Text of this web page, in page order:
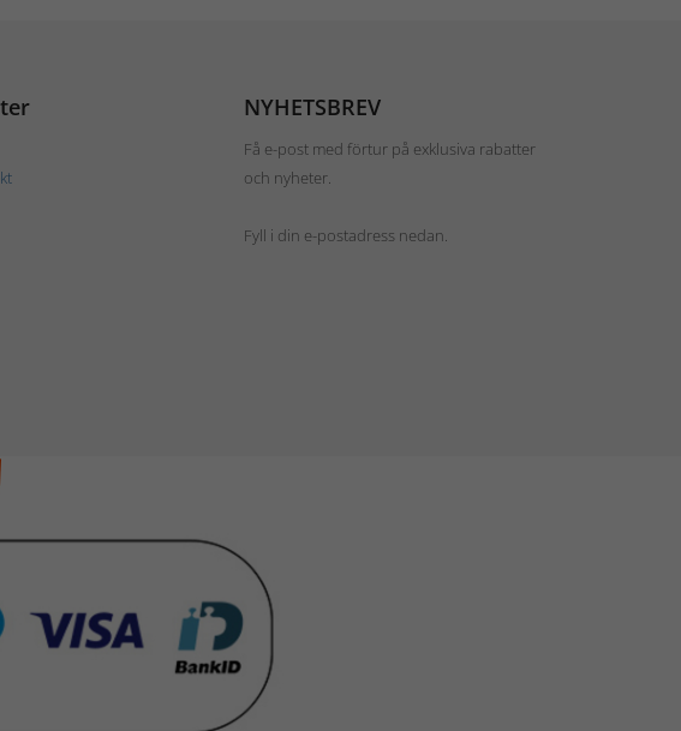
NYHETSBREV
Få e-post med förtur på exklusiva rabatter
och nyheter.
Fyll i din e-postadress nedan.